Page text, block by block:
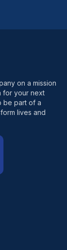
on a mission
for your next
be part of a
lives and